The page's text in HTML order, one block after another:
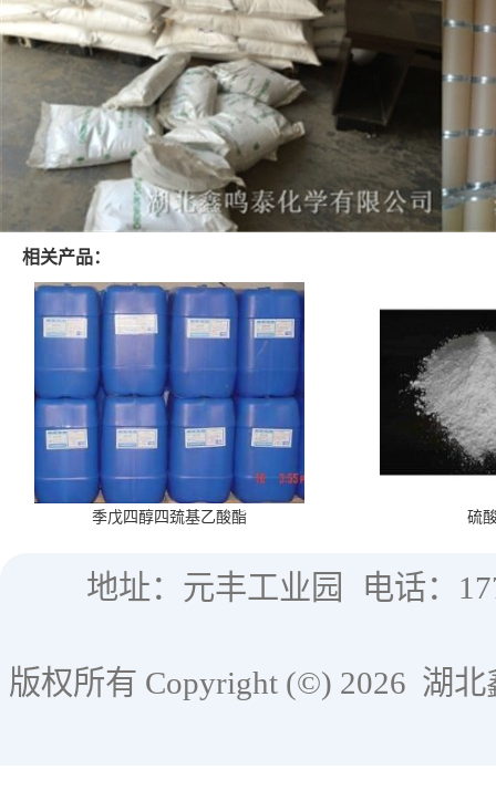
相关产品：
季戊四醇四巯基乙酸酯 硫
地址：元丰工业园 电话：
版权所有 Copyright (©) 2026 湖北